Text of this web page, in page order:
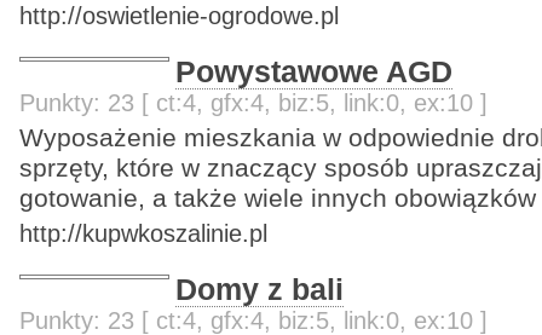
http://oswietlenie-ogrodowe.pl
Powystawowe AGD
Punkty: 23 [ ct:4, gfx:4, biz:5, link:0, ex:10 ]
Wyposażenie mieszkania w odpowiednie
sprzęty, które w znaczący sposób
gotowanie, a także wiele innych obowiązków
http://kupwkoszalinie.pl
Domy z bali
Punkty: 23 [ ct:4, gfx:4, biz:5, link:0, ex:10 ]